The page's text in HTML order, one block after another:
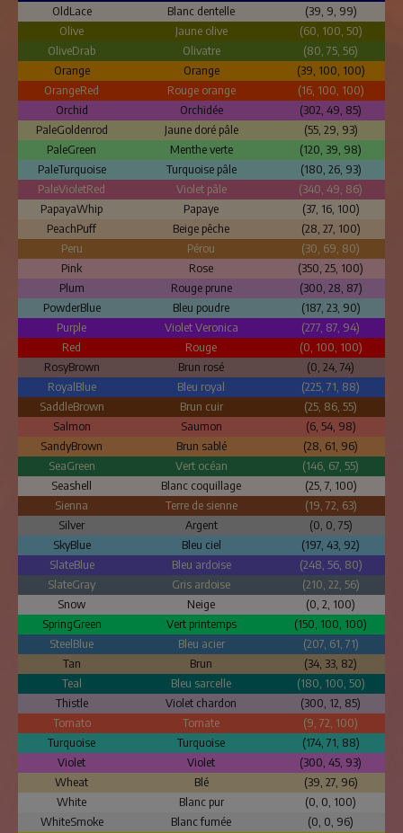
OldLace
Blanc dentelle
(39, 9, 99)
Olive
Jaune olive
(60, 100, 50)
OliveDrab
Olivatre
(80, 75, 56)
Orange
Orange
(39, 100, 100)
OrangeRed
Rouge orange
(16, 100, 100)
Orchid
Orchidée
(302, 49, 85)
PaleGoldenrod
Jaune doré pâle
(55, 29, 93)
PaleGreen
Menthe verte
(120, 39, 98)
PaleTurquoise
Turquoise pâle
(180, 26, 93)
PaleVioletRed
Violet pâle
(340, 49, 86)
PapayaWhip
Papaye
(37, 16, 100)
PeachPuff
Beige pêche
(28, 27, 100)
Peru
Pérou
(30, 69, 80)
Pink
Rose
(350, 25, 100)
Plum
Rouge prune
(300, 28, 87)
PowderBlue
Bleu poudre
(187, 23, 90)
Purple
Violet Veronica
(277, 87, 94)
Red
Rouge
(0, 100, 100)
RosyBrown
Brun rosé
(0, 24, 74)
RoyalBlue
Bleu royal
(225, 71, 88)
SaddleBrown
Brun cuir
(25, 86, 55)
Salmon
Saumon
(6, 54, 98)
SandyBrown
Brun sablé
(28, 61, 96)
SeaGreen
Vert océan
(146, 67, 55)
Seashell
Blanc coquillage
(25, 7, 100)
Sienna
Terre de sienne
(19, 72, 63)
Silver
Argent
(0, 0, 75)
SkyBlue
Bleu ciel
(197, 43, 92)
SlateBlue
Bleu ardoise
(248, 56, 80)
SlateGray
Gris ardoise
(210, 22, 56)
Snow
Neige
(0, 2, 100)
SpringGreen
Vert printemps
(150, 100, 100)
SteelBlue
Bleu acier
(207, 61, 71)
Tan
Brun
(34, 33, 82)
Teal
Bleu sarcelle
(180, 100, 50)
Thistle
Violet chardon
(300, 12, 85)
Tomato
Tomate
(9, 72, 100)
Turquoise
Turquoise
(174, 71, 88)
Violet
Violet
(300, 45, 93)
Wheat
Blé
(39, 27, 96)
White
Blanc pur
(0, 0, 100)
WhiteSmoke
Blanc fumée (0, 0, 96)